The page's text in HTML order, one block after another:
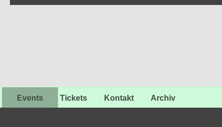
Events Tickets Kontakt Archiv